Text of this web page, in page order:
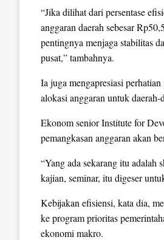
“Jika dilihat dari persentase
anggaran daerah sebesar
pentingnya menjaga stabilitas
pusat,” tambahnya.
Ia juga mengapresiasi
alokasi anggaran untuk
Ekonom senior Institute for
pemangkasan anggaran akan
“Yang ada sekarang itu adalah
kajian, seminar, itu digeser
Kebijakan efisiensi, kata dia,
ke program prioritas
ekonomi makro.